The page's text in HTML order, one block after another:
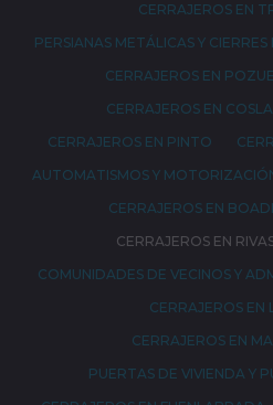
CERRAJEROS EN
PERSIANAS METÁLICAS Y
CERRAJEROS EN
CERRAJEROS EN
CERRAJEROS EN PINTO
AUTOMATISMOS Y
CERRAJEROS EN
CERRAJEROS EN
COMUNIDADES DE VECINOS Y
CERRAJEROS EN
CERRAJEROS EN
PUERTAS DE VIVIENDA Y